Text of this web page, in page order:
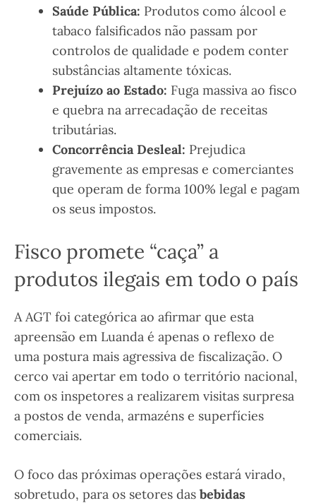
Saúde Pública: Produtos como álcool e
tabaco falsificados não passam por
controlos de qualidade e podem conter
substâncias altamente tóxicas.
Prejuízo ao Estado: Fuga massiva ao fisco
e quebra na arrecadação de receitas
tributárias.
Concorrência Desleal: Prejudica
gravemente as empresas e comerciantes
que operam de forma 100% legal e pagam
os seus impostos.
Fisco promete “caça” a
produtos ilegais em todo o país
A AGT foi categórica ao afirmar que esta
apreensão em Luanda é apenas o reflexo de
uma postura mais agressiva de fiscalização. O
cerco vai apertar em todo o território nacional,
com os inspetores a realizarem visitas surpresa
a postos de venda, armazéns e superfícies
comerciais.
O foco das próximas operações estará virado,
sobretudo, para os setores das bebidas